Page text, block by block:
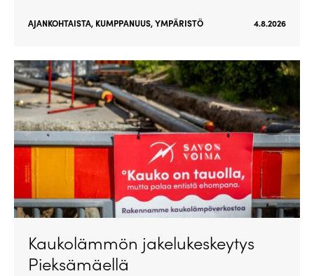
AJANKOHTAISTA, KUMPPANUUS,YMPÄRISTÖ 4.8.2026
Kaukolämmön jakelukeskeytys
Pieksämäellä